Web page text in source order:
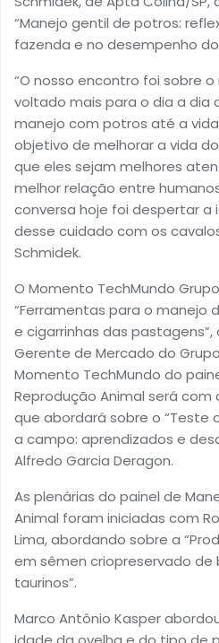
“Manejo gentil de potros:
fazenda e no desempenho
“O nosso encontro foi sobre
voltado mais para o dia a dia
manejo com potros até a
objetivo de melhorar a vida
que eles sejam melhores
melhor relação entre
conversa hoje foi despertar a
desse cuidado com os
Schmidek.
O Momento TechMundo
“Ferramentas para o manejo
e cigarrinhas das pastagens”,
Gerente de Mercado do
Momento TechMundo do
Reprodução Animal será com
que abordará sobre o “Teste
a campo: aprendizados e
Alfredo Garcia Deragon.
As plenárias do painel de
Animal foram iniciadas com
Lima, abordando sobre a
em sêmen criopreservado de
taurinos”.
Marco Antônio Kasper